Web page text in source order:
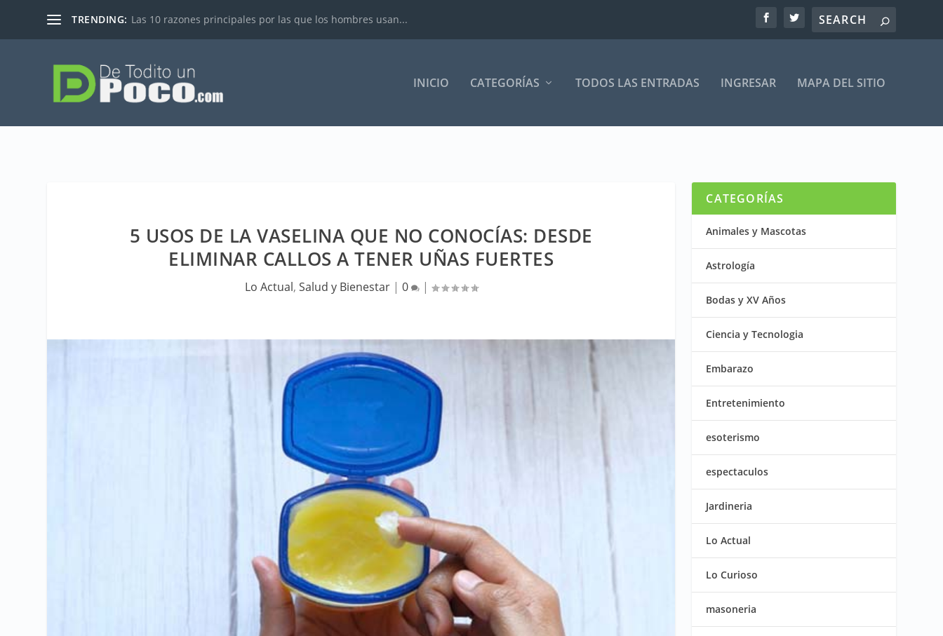
TRENDING: Las 10 razones principales por las que los hombres usan...
INICIO CATEGORÍAS TODOS LAS ENTRADAS INGRESAR MAPA DEL SITIO
5 USOS DE LA VASELINA QUE NO CONOCÍAS: DESDE
ELIMINAR CALLOS A TENER UÑAS FUERTES
Lo Actual, Salud y Bienestar| 0 |
CATEGORÍAS
Animales y Mascotas
Astrología
Bodas y XV Años
Ciencia y Tecnologia
Embarazo
Entretenimiento
esoterismo
espectaculos
Jardineria
Lo Actual
Lo Curioso
masoneria